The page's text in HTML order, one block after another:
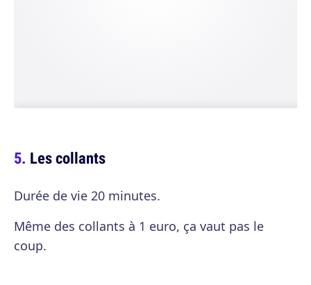
Les collants
Durée de vie 20 minutes.
Même des collants à 1 euro, ça vaut pas le
coup.